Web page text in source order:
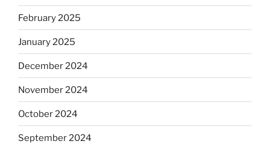
February 2025
January 2025
December 2024
November 2024
October 2024
September 2024